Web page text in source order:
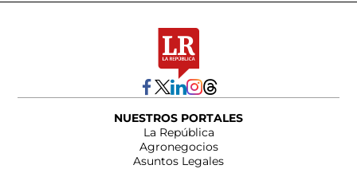
NUESTROS PORTALES
La República
Agronegocios
Asuntos Legales